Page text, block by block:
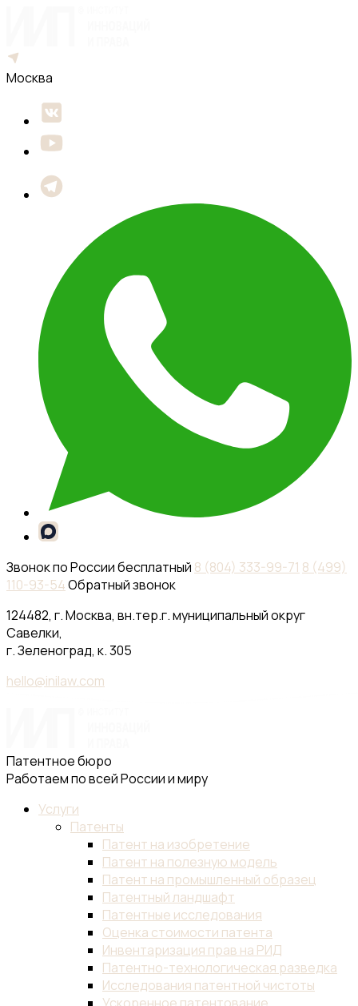
Москва
Звонок по России бесплатный 8 (804) 333-99-71 8 (499)
110-93-54Обратный звонок
124482, г. Москва, вн.тер.г. муниципальный округ
Савелки,
г. Зеленоград, к. 305
hello@inilaw.com
Патентное бюро
Работаем по всей России и миру
Услуги
Патенты
Патент на изобретение
Патент на полезную модель
Патент на промышленный образец
Патентный ландшафт
Патентные исследования
Оценка стоимости патента
Инвентаризация прав на РИД
Патентно-технологическая разведка
Исследования патентной чистоты